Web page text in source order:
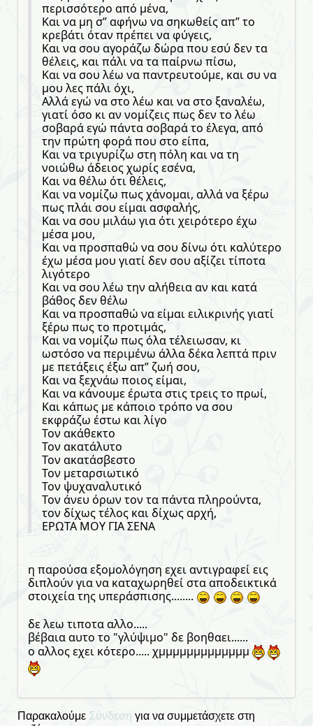
περισσότερο από μένα,
Και να μη σ” αφήνω να σηκωθείς απ” το
κρεβάτι όταν πρέπει να φύγεις,
Και να σου αγοράζω δώρα που εσύ δεν τα
θέλεις, και πάλι να τα παίρνω πίσω,
Και να σου λέω να παντρευτούμε, και συ να
μου λες πάλι όχι,
Αλλά εγώ να στο λέω και να στο ξαναλέω,
γιατί όσο κι αν νομίζεις πως δεν το λέω
σοβαρά εγώ πάντα σοβαρά το έλεγα, από
την πρώτη φορά που στο είπα,
Και να τριγυρίζω στη πόλη και να τη
νοιώθω άδειος χωρίς εσένα,
Και να θέλω ότι θέλεις,
Και να νομίζω πως χάνομαι, αλλά να ξέρω
πως πλάι σου είμαι ασφαλής,
Και να σου μιλάω για ότι χειρότερο έχω
μέσα μου,
Και να προσπαθώ να σου δίνω ότι καλύτερο
έχω μέσα μου γιατί δεν σου αξίζει τίποτα
λιγότερο
Και να σου λέω την αλήθεια αν και κατά
βάθος δεν θέλω
Και να προσπαθώ να είμαι ειλικρινής γιατί
ξέρω πως το προτιμάς,
Και να νομίζω πως όλα τέλειωσαν, κι
ωστόσο να περιμένω άλλα δέκα λεπτά πριν
με πετάξεις έξω απ” ζωή σου,
Και να ξεχνάω ποιος είμαι,
Και να κάνουμε έρωτα στις τρεις το πρωί,
Και κάπως με κάποιο τρόπο να σου
εκφράζω έστω και λίγο
Τον ακάθεκτο
Τον ακατάλυτο
Τον ακατάσβεστο
Τον μεταρσιωτικό
Τον ψυχαναλυτικό
Τον άνευ όρων τον τα πάντα πληρούντα,
τον δίχως τέλος και δίχως αρχή,
ΕΡΩΤΑ ΜΟΥ ΓΙΑ ΣΕΝΑ
η παρούσα εξομολόγηση εχει αντιγραφεί εις
διπλούν για να καταχωρηθεί στα αποδεικτικά
στοιχεία της υπεράσπισης........
δε λεω τιποτα αλλο.....
βέβαια αυτο το "γλύψιμο" δε βοηθαει......
ο αλλος εχει κότερο..... χμμμμμμμμμμμμμ
Παρακαλούμε Σύνδεση για να συμμετάσχετε στη